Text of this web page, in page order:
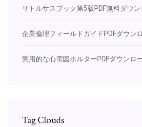
リトルサスブック第5版PDF無料ダウン
企業倫理フィールドガイドPDFダウン
実用的な心電図ホルターPDFダウンロ
Tag Clouds